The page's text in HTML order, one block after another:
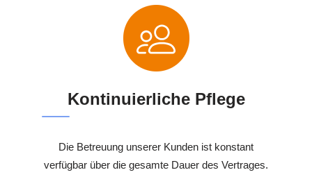
Kontinuierliche Pflege
Die Betreuung unserer Kunden ist konstant
verfügbar über die gesamte Dauer des Vertrages.